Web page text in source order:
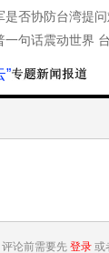
是否协防台湾提
一句话震动世界
”
评论前需要先 登录 或